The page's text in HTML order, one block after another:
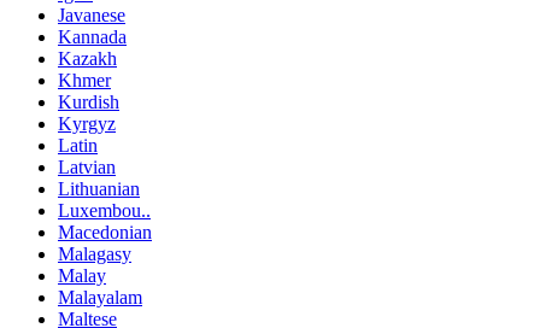
Javanese
Kannada
Kazakh
Khmer
Kurdish
Kyrgyz
Latin
Latvian
Lithuanian
Luxembou..
Macedonian
Malagasy
Malay
Malayalam
Maltese